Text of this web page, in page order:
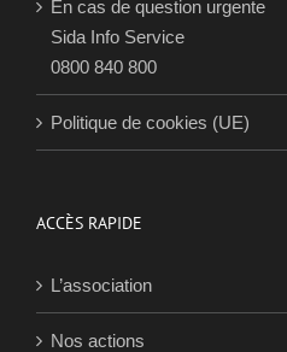
Politique de cookies (UE)
ACCÈS RAPIDE